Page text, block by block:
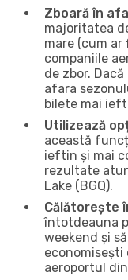
Zboară în
majoritatea
mare (cum ar
companiile
de zbor.
afara
bilete mai
Utilizează
această
ieftin și mai
rezultate
Lake (BGQ).
Călătorește
întotdeauna
weekend și
economisești
aeroportul